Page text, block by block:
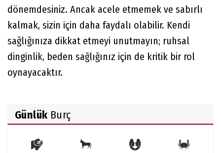
dönemdesiniz. Ancak acele etmemek ve sabırlı
kalmak, sizin için daha faydalı olabilir. Kendi
sağlığınıza dikkat etmeyi unutmayın; ruhsal
dinginlik, beden sağlığınız için de kritik bir rol
oynayacaktır.
GünlükBurç